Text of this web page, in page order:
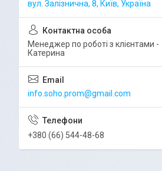
вул. Залізнична, 8, Київ, Україна
Менеджер по роботі з клієнтами -
Катерина
info.soho.prom@gmail.com
+380 (66) 544-48-68